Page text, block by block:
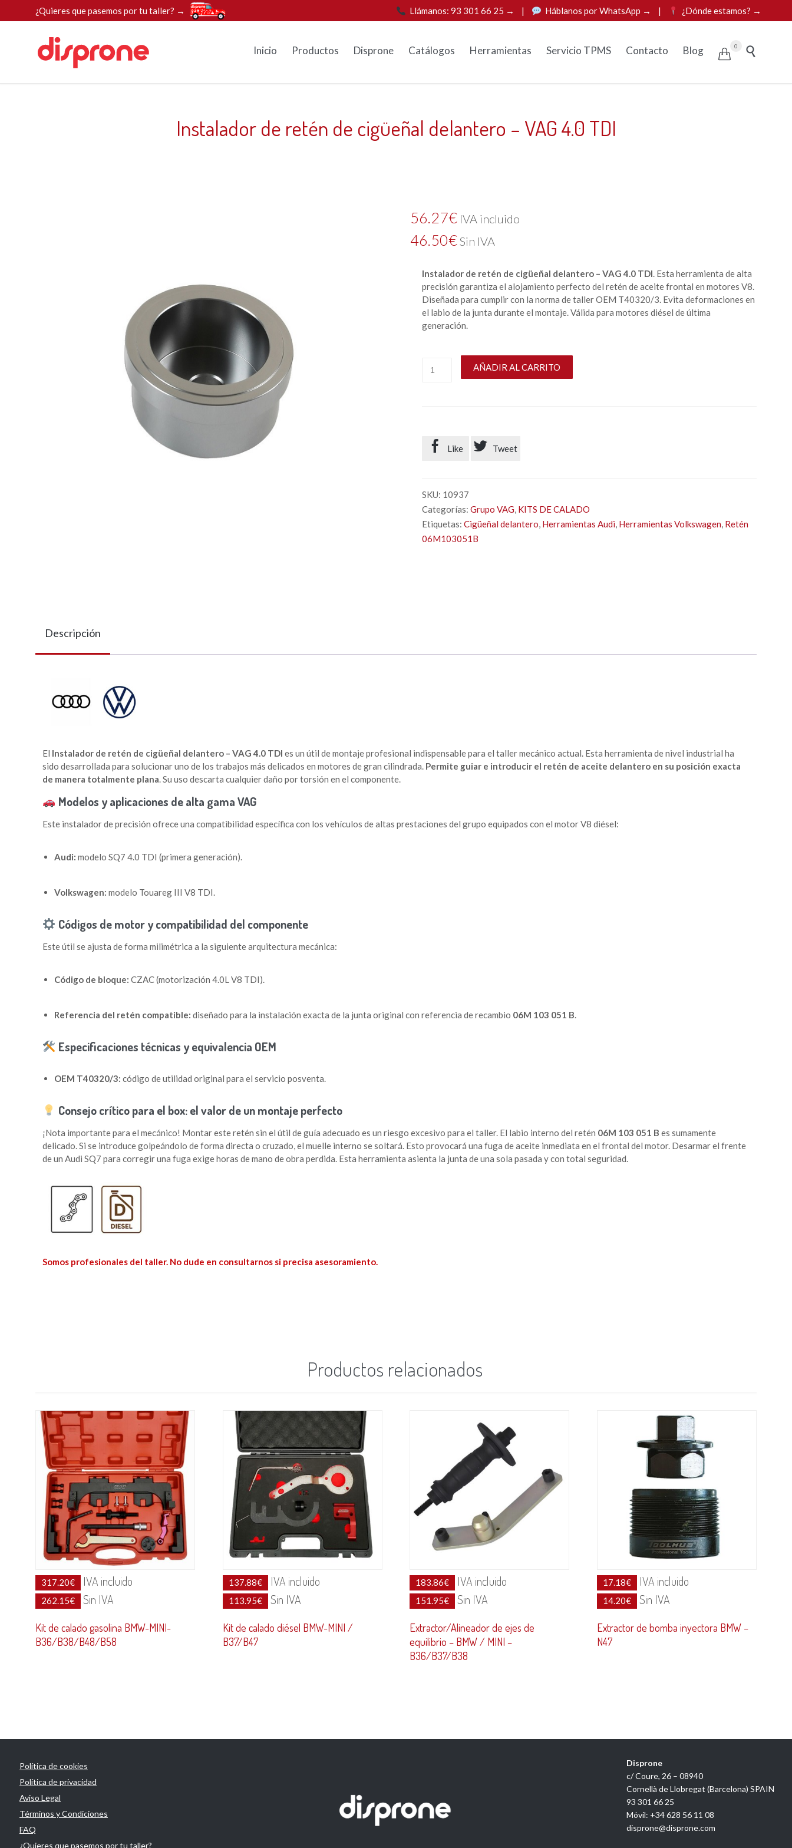
¿Quieres que pasemos por tu taller? → Llámanos: 93 301 66 25 → | Háblanos por WhatsApp → | ¿Dónde estamos? →
Skip
to
Inicio Productos Disprone Catálogos Herramientas Servicio TPMS Contacto Blog 
0 
Instalador de retén de cigüeñal delantero – VAG 4.0 TDI
56.27€ IVA incluido
46.50€Sin IVA
Instalador de retén de cigüeñal delantero – VAG 4.0 TDI. Esta herramienta de alta
precisión garantiza el alojamiento perfecto del retén de aceite frontal en motores V8.
Diseñada para cumplir con la norma de taller OEM T40320/3. Evita deformaciones en
el labio de la junta durante el montaje. Válida para motores diésel de última
generación.
AÑADIR AL CARRITO
 Like  Tweet
SKU: 10937
Categorías:Grupo VAG, KITS DE CALADO
Etiquetas:Cigüeñal delantero, Herramientas Audi, Herramientas Volkswagen, Retén
06M103051B
Descripción
El Instalador de retén de cigüeñal delantero – VAG 4.0 TDI es un útil de montaje profesional indispensable para el taller mecánico actual. Esta herramienta de nivel industrial ha
sido desarrollada para solucionar uno de los trabajos más delicados en motores de gran cilindrada. Permite guiar e introducir el retén de aceite delantero en su posición exacta
de manera totalmente plana. Su uso descarta cualquier daño por torsión en el componente.
Modelos y aplicaciones de alta gama VAG
Este instalador de precisión ofrece una compatibilidad específica con los vehículos de altas prestaciones del grupo equipados con el motor V8 diésel:
Audi: modelo SQ7 4.0 TDI (primera generación).
Volkswagen: modelo Touareg III V8 TDI.
Códigos de motor y compatibilidad del componente
Este útil se ajusta de forma milimétrica a la siguiente arquitectura mecánica:
Código de bloque: CZAC (motorización 4.0L V8 TDI).
Referencia del retén compatible: diseñado para la instalación exacta de la junta original con referencia de recambio 06M 103 051 B.
Especificaciones técnicas y equivalencia OEM
OEM T40320/3: código de utilidad original para el servicio posventa.
Consejo crítico para el box: el valor de un montaje perfecto
¡Nota importante para el mecánico! Montar este retén sin el útil de guía adecuado es un riesgo excesivo para el taller. El labio interno del retén 06M 103 051 B es sumamente
delicado. Si se introduce golpeándolo de forma directa o cruzado, el muelle interno se soltará. Esto provocará una fuga de aceite inmediata en el frontal del motor. Desarmar el frente
de un Audi SQ7 para corregir una fuga exige horas de mano de obra perdida. Esta herramienta asienta la junta de una sola pasada y con total seguridad.
Somos profesionales del taller. No dude en consultarnos si precisa asesoramiento.
Productos relacionados
317.20€ IVA incluido
262.15€ Sin IVA
Kit de calado gasolina BMW-MINI-
B36/B38/B48/B58
137.88€ IVA incluido
113.95€ Sin IVA
Kit de calado diésel BMW-MINI /
B37/B47
183.86€ IVA incluido
151.95€ Sin IVA
Extractor/Alineador de ejes de
equilibrio – BMW / MINI –
B36/B37/B38
17.18€ IVA incluido
14.20€ Sin IVA
Extractor de bomba inyectora BMW –
N47
Política de cookies
Política de privacidad
Aviso Legal
Términos y Condiciones
FAQ
¿Quieres que pasemos por tu taller?
Disprone
c/ Coure, 26 – 08940
Cornellà de Llobregat (Barcelona) SPAIN
93 301 66 25
Móvil: +34 628 56 11 08
disprone@disprone.com